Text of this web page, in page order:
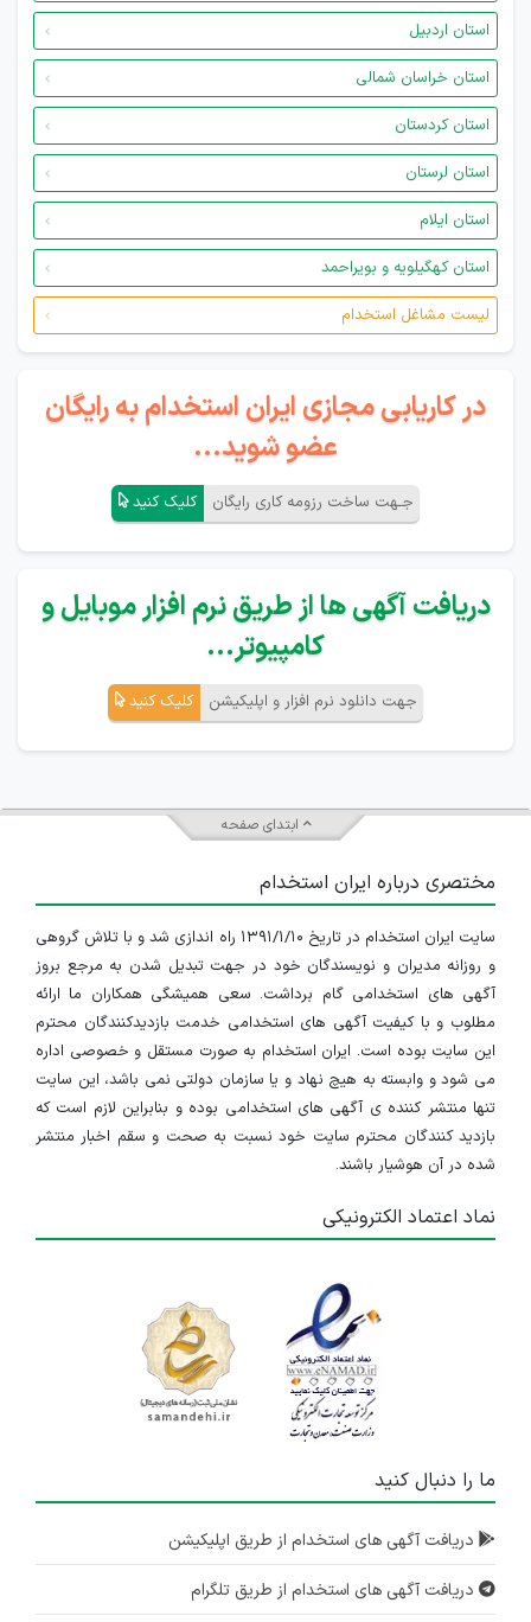
استان اردبیل
استان خراسان شمالی
استان کردستان
استان لرستان
استان ایلام
استان کهگیلویه و بویراحمد
لیست مشاغل استخدام
در کاریابی مجازی ایران استخدام به رایگان
عضو شوید...
جـهت ساخت رزومه کاری رایگان کلیک کنید
دریافت آگهی ها از طریق نرم افزار موبایل و
کامپیوتر...
جهت دانلود نرم افزار و اپلیکیشن کلیک کنید
ابتدای صفحه
مختصری درباره ایران استخدام
سایت ایران استخدام در تاریخ ۱۳۹۱/۱/۱۰ راه اندازی شد و با تلاش گروهی
و روزانه مدیران و نویسندگان خود در جهت تبدیل شدن به مرجع بروز
آگهی های استخدامی گام برداشت. سعی همیشگی همکاران ما ارائه
مطلوب و با کیفیت آگهی های استخدامی خدمت بازدیدکنندگان محترم
این سایت بوده است. ایران استخدام به صورت مستقل و خصوصی اداره
می شود و وابسته به هیچ نهاد و یا سازمان دولتی نمی باشد، این سایت
تنها منتشر کننده ی آگهی های استخدامی بوده و بنابراین لازم است که
بازدید کنندگان محترم سایت خود نسبت به صحت و سقم اخبار منتشر
شده در آن هوشیار باشند.
نماد اعتماد الکترونیکی
ما را دنبال کنید
دریافت آگهی های استخدام از طریق اپلیکیشن
دریافت آگهی های استخدام از طریق تلگرام